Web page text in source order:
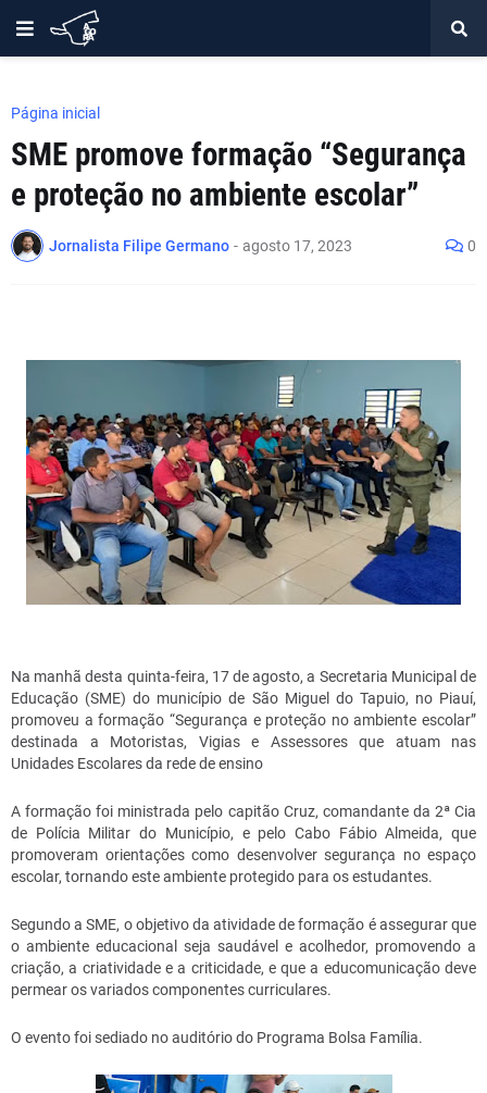
Página inicial
SME promove formação “Segurança
e proteção no ambiente escolar”
Jornalista Filipe Germano - agosto 17, 2023 0
Na manhã desta quinta-feira, 17 de agosto, a Secretaria Municipal de
Educação (SME) do município de São Miguel do Tapuio, no Piauí,
promoveu a formação “Segurança e proteção no ambiente escolar”
destinada a Motoristas, Vigias e Assessores que atuam nas
Unidades Escolares da rede de ensino
A formação foi ministrada pelo capitão Cruz, comandante da 2ª Cia
de Polícia Militar do Município, e pelo Cabo Fábio Almeida, que
promoveram orientações como desenvolver segurança no espaço
escolar, tornando este ambiente protegido para os estudantes.
Segundo a SME, o objetivo da atividade de formação é assegurar que
o ambiente educacional seja saudável e acolhedor, promovendo a
criação, a criatividade e a criticidade, e que a educomunicação deve
permear os variados componentes curriculares.
O evento foi sediado no auditório do Programa Bolsa Família.